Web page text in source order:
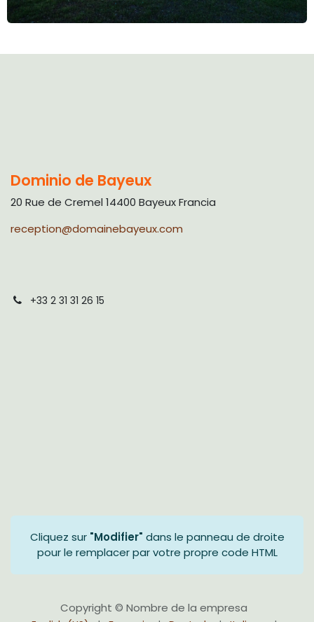
Dominio de Bayeux
20 Rue de Cremel 14400 Bayeux Francia
reception@domainebayeux.com
+33 2 31 31 26 15
Cliquez sur "Modifier" dans le panneau de droite
pour le remplacer par votre propre code HTML
Copyright © Nombre de la empresa